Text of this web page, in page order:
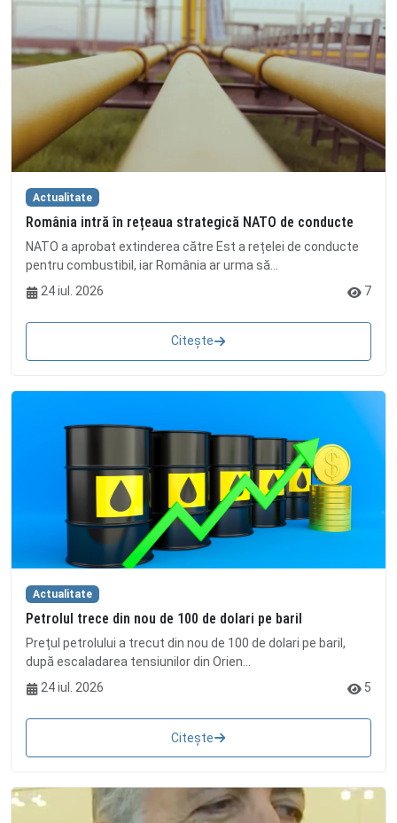
Actualitate
România intră în rețeaua strategică NATO de conducte
NATO a aprobat extinderea către Est a rețelei de conducte
pentru combustibil, iar România ar urma să...
24 iul. 2026
7
Citește
Actualitate
Petrolul trece din nou de 100 de dolari pe baril
Prețul petrolului a trecut din nou de 100 de dolari pe baril,
după escaladarea tensiunilor din Orien...
24 iul. 2026
5
Citește